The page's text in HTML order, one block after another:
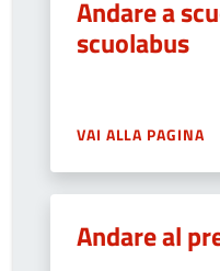
Andare a
scuolabus
VAI ALLA PAGINA
Andare al